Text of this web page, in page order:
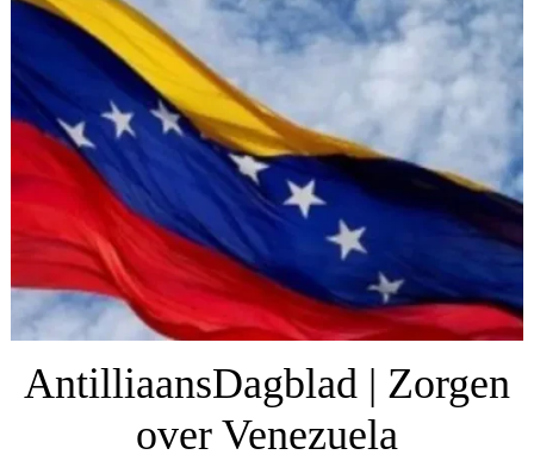
AntilliaansDagblad | Zorgen
over Venezuela